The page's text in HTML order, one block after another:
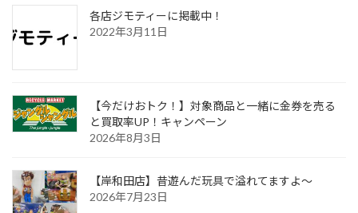
各店ジモティーに掲載中！
2022年3月11日
【今だけおトク！】対象商品と一緒に金券を売る
と買取率UP！キャンペーン
2026年8月3日
【岸和田店】昔遊んだ玩具で溢れてますよ～
2026年7月23日